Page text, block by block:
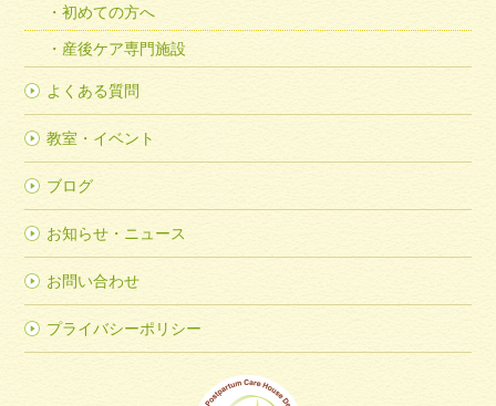
初めての方へ
産後ケア専門施設
よくある質問
教室・イベント
ブログ
お知らせ・ニュース
お問い合わせ
プライバシーポリシー